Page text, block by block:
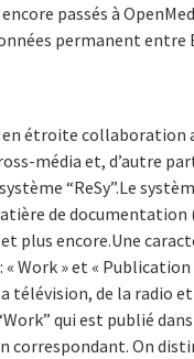
passés à
permanent
étroite collaboration
média et, d’autre
“ReSy”.Le
de
plus encore.Une
Work » et «
télévision, de la radio
qui est publié
correspondant. On